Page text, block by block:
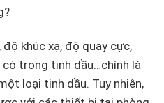
khúc xạ, độ quay cực,
trong tinh dầu…chính là
loại tinh dầu. Tuy nhiên,